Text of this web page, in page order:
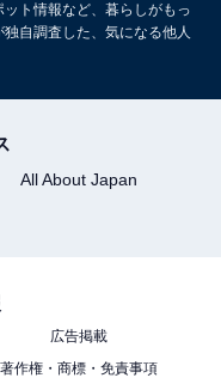
す。事前WEB予約制
ンセルに対応してい
ー」：20歳以上500
の方、妊娠中や授乳
スティング不可
ト情報など、暮らしがもっ
自調査した、気になる他人
All About Japan
広告掲載
著作権・商標・免責事項